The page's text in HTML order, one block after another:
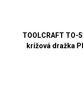
TOOLCRAFT
krížová dražka